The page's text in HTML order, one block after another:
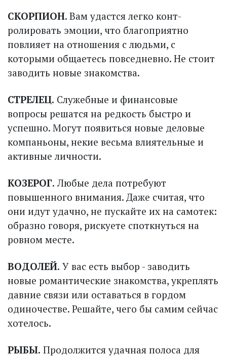
СКОРПИОН. Вам удастся легко конт­
ролировать эмоции, что благоприятно
повлияет на отношения с людьми, с
которыми общаетесь повседневно. Не стоит
заводить новые знакомства.
СТРЕЛЕЦ. Служебные и финансовые
вопросы решатся на редкость быстро и
успешно. Могут появиться новые деловые
компаньоны, некие весьма влиятельные и
активные личности.
КОЗЕРОГ. Любые дела потребуют
повышенного внимания. Даже считая, что
они идут удачно, не пускайте их на самотек:
образно говоря, рискуете спотк­нуться на
ровном месте.
ВОДОЛЕЙ. У вас есть выбор - заводить
новые романтические знакомства, укреплять
давние связи или оставаться в гордом
одиночестве. Решайте, чего бы самим сейчас
хотелось.
РЫБЫ. Продолжится удачная полоса для